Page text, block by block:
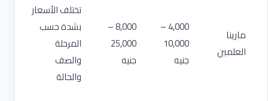
مارينا
العلمين
4,000 –
10,000
جنيه
8,000 –
25,000
جنيه
تختلف الأسعار
بشدة حسب
المرحلة
والصف
والحالة